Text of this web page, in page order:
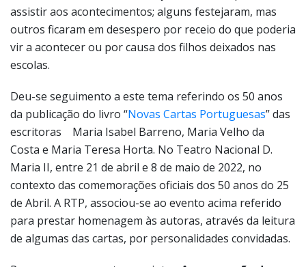
assistir aos acontecimentos; alguns festejaram, mas
outros ficaram em desespero por receio do que poderia
vir a acontecer ou por causa dos filhos deixados nas
escolas.
Deu-se seguimento a este tema referindo os 50 anos
da publicação do livro “Novas Cartas Portuguesas” das
escritoras Maria Isabel Barreno, Maria Velho da
Costa e Maria Teresa Horta. No Teatro Nacional D.
Maria II, entre 21 de abril e 8 de maio de 2022, no
contexto das comemorações oficiais dos 50 anos do 25
de Abril. A RTP, associou-se ao evento acima referido
para prestar homenagem às autoras, através da leitura
de algumas das cartas, por personalidades convidadas.